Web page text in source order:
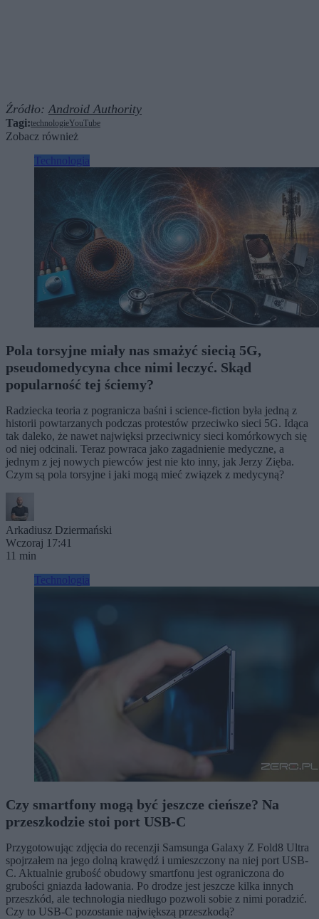
Źródło:Android Authority
Tagi:technologieYouTube
Zobacz również
Technologia
Pola torsyjne miały nas smażyć siecią 5G,
pseudomedycyna chce nimi leczyć. Skąd
popularność tej ściemy?
Radziecka teoria z pogranicza baśni i science-fiction była jedną z
historii powtarzanych podczas protestów przeciwko sieci 5G. Idąca
tak daleko, że nawet najwięksi przeciwnicy sieci komórkowych się
od niej odcinali. Teraz powraca jako zagadnienie medyczne, a
jednym z jej nowych piewców jest nie kto inny, jak Jerzy Zięba.
Czym są pola torsyjne i jaki mogą mieć związek z medycyną?
Arkadiusz Dziermański
Wczoraj 17:41
11 min
Technologia
Czy smartfony mogą być jeszcze cieńsze? Na
przeszkodzie stoi port USB-C
Przygotowując zdjęcia do recenzji Samsunga Galaxy Z Fold8 Ultra
spojrzałem na jego dolną krawędź i umieszczony na niej port USB-
C. Aktualnie grubość obudowy smartfonu jest ograniczona do
grubości gniazda ładowania. Po drodze jest jeszcze kilka innych
przeszkód, ale technologia niedługo pozwoli sobie z nimi poradzić.
Czy to USB-C pozostanie największą przeszkodą?